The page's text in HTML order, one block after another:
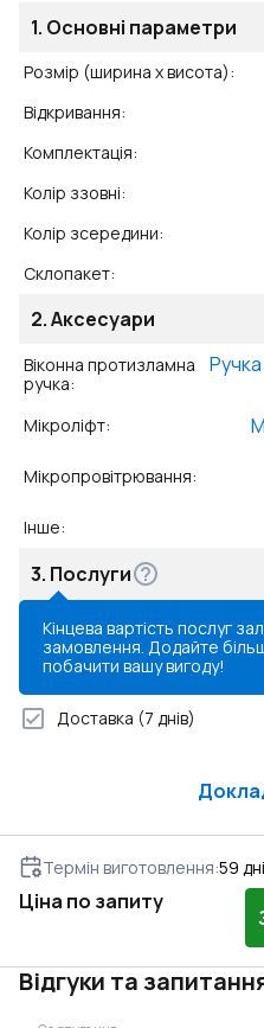
1. Основні параметри
Розмір (ширина x висота):
Відкривання:
Комплектація:
Колір ззовні:
Колір зсередини:
Склопакет:
2.Аксесуари
Віконна протизламна
ручка:
Мікроліфт:
Мікропровітрювання:
Інше:
3. Послуги
Кінцева вартість послуг
замовлення. Додайте
побачити вашу вигоду!
Доставка (7 днів)
Термін виготовлення:59
Ціна по запиту
Відгуки та